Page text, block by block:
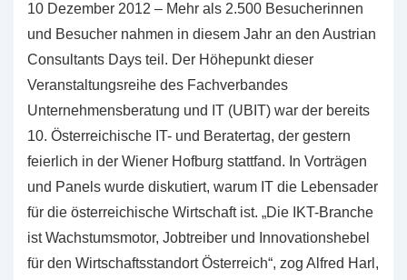
10 Dezember 2012 – Mehr als 2.500 Besucherinnen
und Besucher nahmen in diesem Jahr an den Austrian
Consultants Days teil. Der Höhepunkt dieser
Veranstaltungsreihe des Fachverbandes
Unternehmensberatung und IT (UBIT) war der bereits
10. Österreichische IT- und Beratertag, der gestern
feierlich in der Wiener Hofburg stattfand. In Vorträgen
und Panels wurde diskutiert, warum IT die Lebensader
für die österreichische Wirtschaft ist. „Die IKT-Branche
ist Wachstumsmotor, Jobtreiber und Innovationshebel
für den Wirtschaftsstandort Österreich“, zog Alfred Harl,